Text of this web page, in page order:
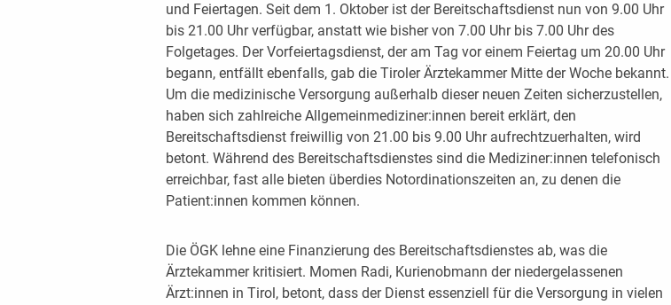
und Feiertagen. Seit dem 1. Oktober ist der Bereitschaftsdienst nun von 9.00 Uhr
bis 21.00 Uhr verfügbar, anstatt wie bisher von 7.00 Uhr bis 7.00 Uhr des
Folgetages. Der Vorfeiertagsdienst, der am Tag vor einem Feiertag um 20.00 Uhr
begann, entfällt ebenfalls, gab die Tiroler Ärztekammer Mitte der Woche bekannt.
Um die medizinische Versorgung außerhalb dieser neuen Zeiten sicherzustellen,
haben sich zahlreiche Allgemeinmediziner:innen bereit erklärt, den
Bereitschaftsdienst freiwillig von 21.00 bis 9.00 Uhr aufrechtzuerhalten, wird
betont. Während des Bereitschaftsdienstes sind die Mediziner:innen telefonisch
erreichbar, fast alle bieten überdies Notordinationszeiten an, zu denen die
Patient:innen kommen können.
Die ÖGK lehne eine Finanzierung des Bereitschaftsdienstes ab, was die
Ärztekammer kritisiert. Momen Radi, Kurienobmann der niedergelassenen
Ärzt:innen in Tirol, betont, dass der Dienst essenziell für die Versorgung in vielen